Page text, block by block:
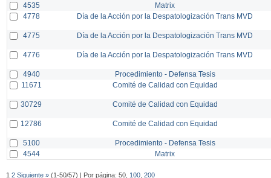
4535
Matrix
4778
Día de la Acción por la Despatologización Trans MVD
4775 Día de la Acción por la Despatologización Trans MVD
4776 Día de la Acción por la Despatologización Trans MVD
4940
Procedimiento - Defensa Tesis
11671
Comité de Calidad con Equidad
30729 Comité de Calidad con Equidad
12786 Comité de Calidad con Equidad
5100
Procedimiento - Defensa Tesis
4544
Matrix
1 2 Siguiente » (1-50/57) | Por página: 50, 100 200